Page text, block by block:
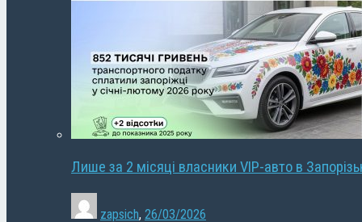
Лише за 2 місяці власники VIP-авто в
zapsich, 26/03/2026